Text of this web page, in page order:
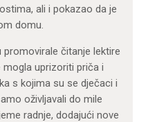
ali i pokazao da je
domu.
promovirale čitanje lektire
uprizoriti priča i
s kojima su se dječaci i
oživljavali do mile
radnje, dodajući nove